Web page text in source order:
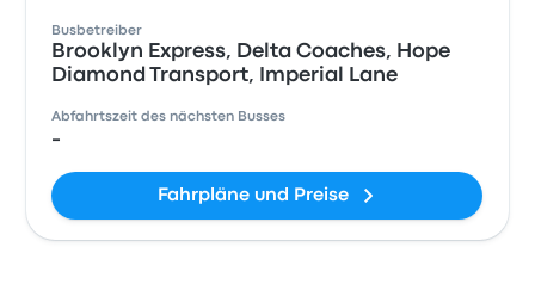
Busbetreiber
Brooklyn Express, Delta Coaches, Hope
Diamond Transport, Imperial Lane
Abfahrtszeit des nächsten Busses
-
Fahrpläne und Preise